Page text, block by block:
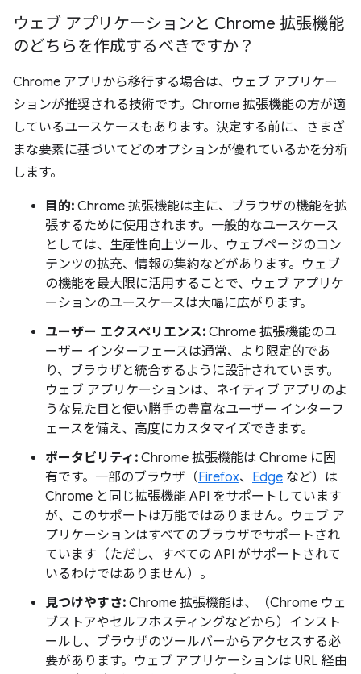
ウェブ アプリケーションと Chrome 拡張機能
のどちらを作成するべきですか？
Chrome アプリから移行する場合は、ウェブ アプリケー
ションが推奨される技術です。Chrome 拡張機能の方が適
しているユースケースもあります。決定する前に、さまざ
まな要素に基づいてどのオプションが優れているかを分析
します。
目的: Chrome 拡張機能は主に、ブラウザの機能を拡
張するために使用されます。一般的なユースケース
としては、生産性向上ツール、ウェブページのコン
テンツの拡充、情報の集約などがあります。ウェブ
の機能を最大限に活用することで、ウェブ アプリケ
ーションのユースケースは大幅に広がります。
ユーザー エクスペリエンス: Chrome 拡張機能のユ
ーザー インターフェースは通常、より限定的であ
り、ブラウザと統合するように設計されています。
ウェブ アプリケーションは、ネイティブ アプリのよ
うな見た目と使い勝手の豊富なユーザー インターフ
ェースを備え、高度にカスタマイズできます。
ポータビリティ: Chrome 拡張機能は Chrome に固
有です。一部のブラウザ（Firefox、 Edge など）は
Chrome と同じ拡張機能 API をサポートしています
が、このサポートは万能ではありません。ウェブ ア
プリケーションはすべてのブラウザでサポートされ
ています（ただし、すべての API がサポートされて
いるわけではありません）。
見つけやすさ: Chrome 拡張機能は、（Chrome ウェ
ブストアやセルフホスティングなどから）インスト
ールし、ブラウザのツールバーからアクセスする必
要があります。ウェブ アプリケーションは URL 経由